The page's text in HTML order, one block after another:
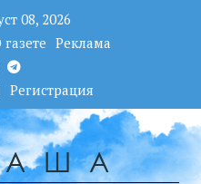
08, 2026
Реклама
Регистрация